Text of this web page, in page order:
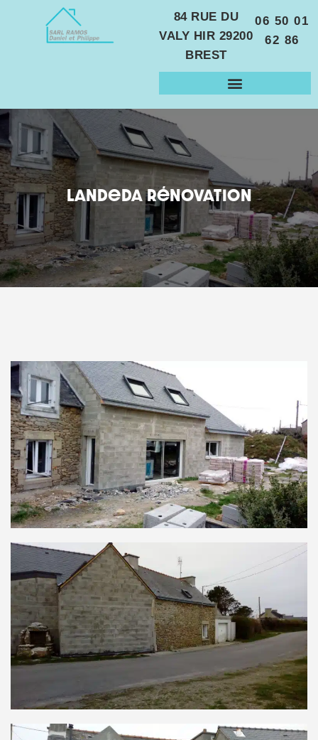
84 RUE DU
VALY HIR 29200
BREST
06 50 01
62 86
Landeda Rénovation